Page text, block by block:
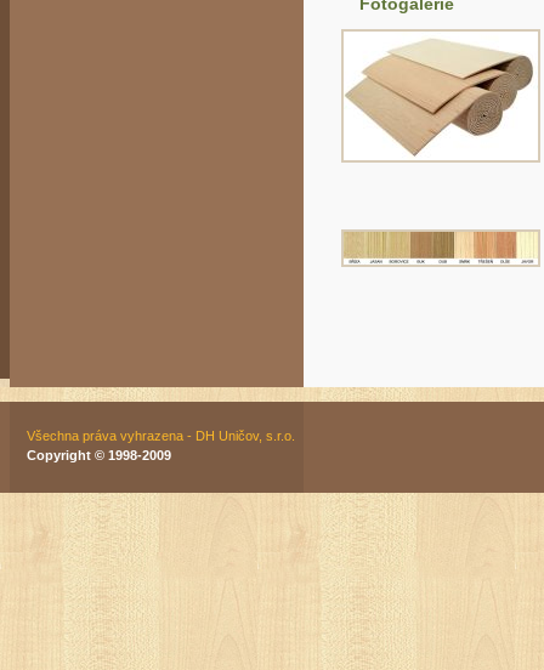
Všechna práva vyhrazena - DH Uničov, s.r.o.
Copyright © 1998-2009